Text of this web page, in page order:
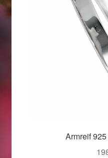
Shop
Valentinstag Geschenke
Armreif